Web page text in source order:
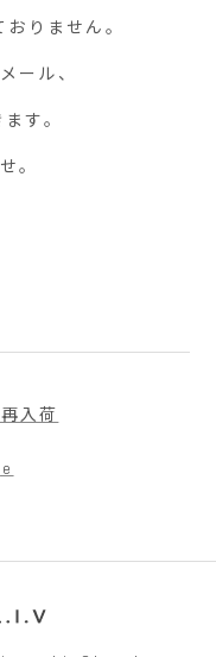
りません。
ール、
す。
。
入荷